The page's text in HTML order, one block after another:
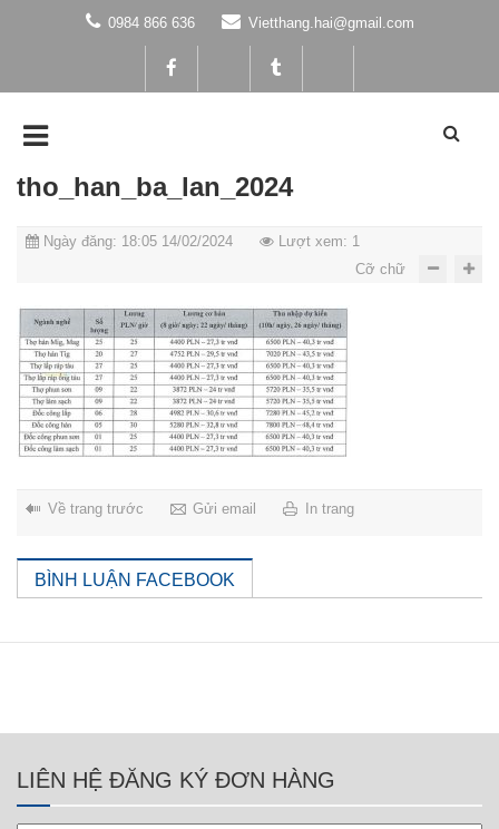
0984 866 636 Vietthang.hai@gmail.com
tho_han_ba_lan_2024
Ngày đăng: 18:05 14/02/2024
Lượt xem: 1
Cỡ chữ
Về trang trước Gửi email In trang
BÌNH LUẬN FACEBOOK
LIÊN HỆ ĐĂNG KÝ ĐƠN HÀNG